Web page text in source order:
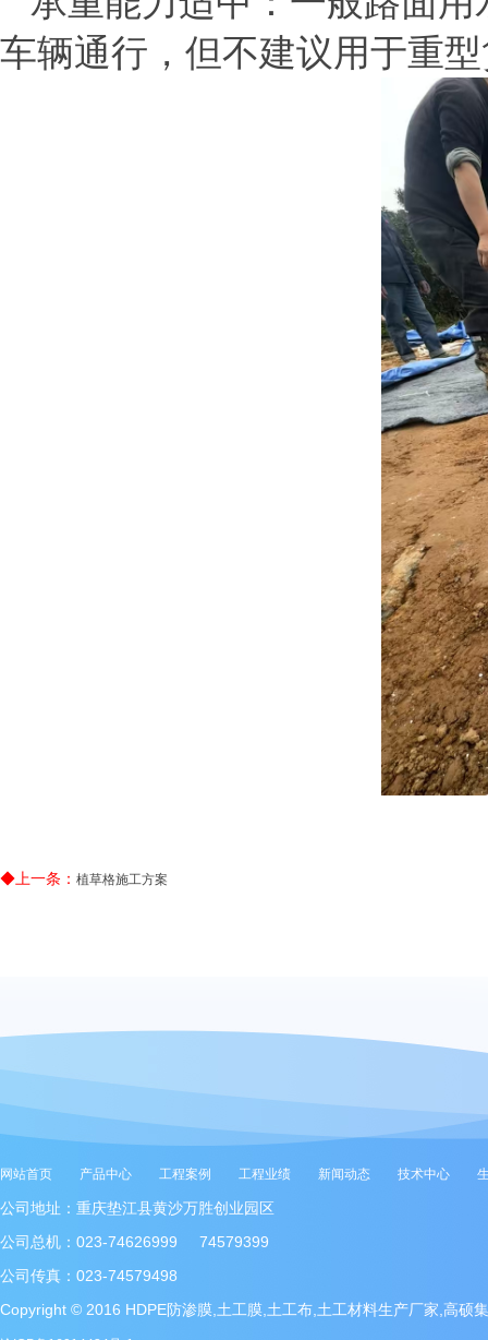
车辆通行，但不建议用于重
◆上一条： 植草格施工方案
网站首页 产品中心 工程案例 工程业绩 新闻动态 技术中心
公司地址：重庆垫江县黄沙万胜创业园区
公司总机：023-74626999 74579399
公司传真：023-74579498
Copyright © 2016 HDPE防渗膜,土工膜,土工布,土工材料生产厂家,高硕